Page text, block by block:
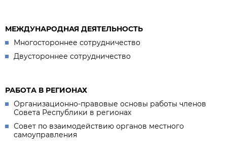
МЕЖДУНАРОДНАЯ ДЕЯТЕЛЬНОСТЬ
Многостороннее сотрудничество
Двустороннее сотрудничество
РАБОТА В РЕГИОНАХ
Организационно-правовые основы работы членов
Совета Республики в регионах
Совет по взаимодействию органов местного
самоуправления